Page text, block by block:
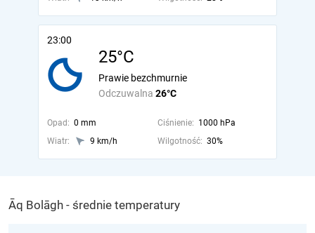
23:00
25°C
Odczuwalna 26°C
Prawie bezchmurnie
Opad: 0 mm Ciśnienie: 1000 hPa
Wiatr:
9 km/h Wilgotność: 30%
Āq Bolāgh - średnie temperatury